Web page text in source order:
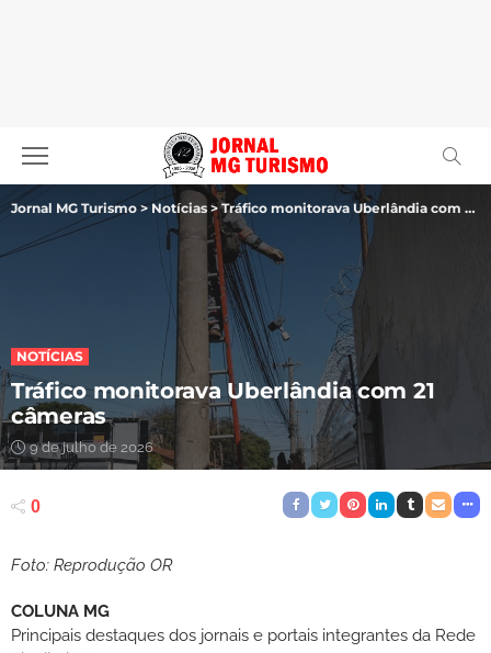
Jornal MG Turismo>Notícias>Tráfico monitorava Uberlândia com 21 câmeras
NOTÍCIAS
Tráfico monitorava Uberlândia com 21
câmeras
9 de julho de 2026
0
Foto: Reprodução OR
COLUNA MG
Principais destaques dos jornais e portais integrantes da Rede